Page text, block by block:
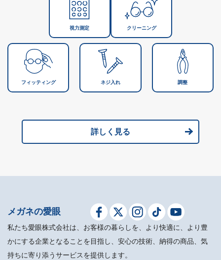
視力測定 クリーニング
フィッティング ネジ入れ 調整
詳しく見る
メガネの愛眼
私たち愛眼株式会社は、お客様の暮らしを、より快適に、より豊
かにする企業となることを目指し、安心の技術、納得の商品、気
持ちに寄り添うサービスを提供します。